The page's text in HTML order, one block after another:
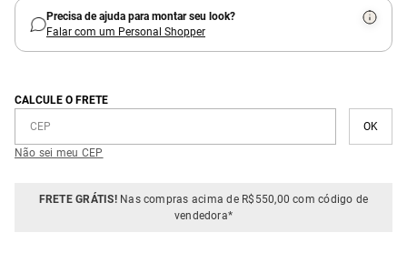
Precisa de ajuda para montar seu look?
Falar com um Personal Shopper
CALCULE O FRETE
Não sei meu CEP
FRETE GRÁTIS!Nas compras acima de R$550,00 com código de
vendedora*